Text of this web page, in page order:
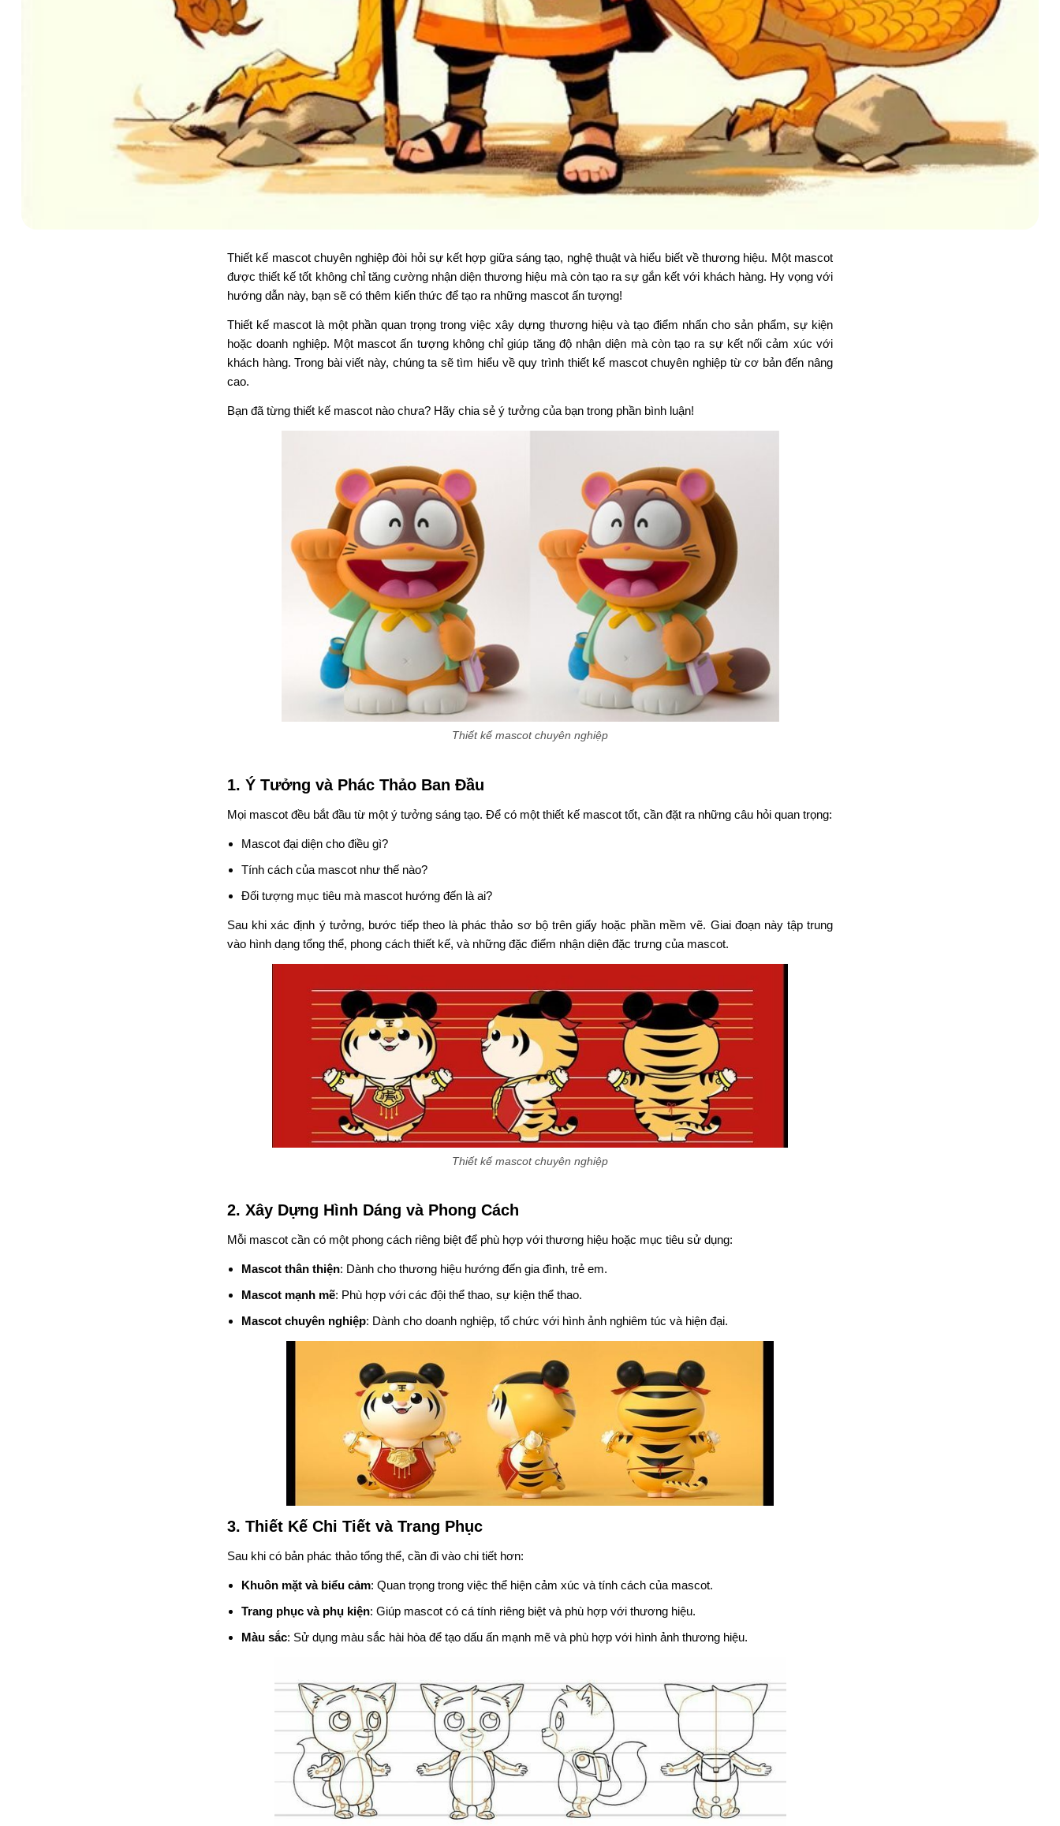
Thiết kế mascot chuyên nghiệp đòi hỏi sự kết hợp giữa sáng tạo, nghệ thuật và hiểu biết về thương hiệu. Một mascot
được thiết kế tốt không chỉ tăng cường nhận diện thương hiệu mà còn tạo ra sự gắn kết với khách hàng. Hy vọng với
hướng dẫn này, bạn sẽ có thêm kiến thức để tạo ra những mascot ấn tượng!
Thiết kế mascot là một phần quan trọng trong việc xây dựng thương hiệu và tạo điểm nhấn cho sản phẩm, sự kiện
hoặc doanh nghiệp. Một mascot ấn tượng không chỉ giúp tăng độ nhận diện mà còn tạo ra sự kết nối cảm xúc với
khách hàng. Trong bài viết này, chúng ta sẽ tìm hiểu về quy trình thiết kế mascot chuyên nghiệp từ cơ bản đến nâng
cao.
Bạn đã từng thiết kế mascot nào chưa? Hãy chia sẻ ý tưởng của bạn trong phần bình luận!
Thiết kế mascot chuyên nghiệp
1. Ý Tưởng và Phác Thảo Ban Đầu
Mọi mascot đều bắt đầu từ một ý tưởng sáng tạo. Để có một thiết kế mascot tốt, cần đặt ra những câu hỏi quan trọng:
Mascot đại diện cho điều gì?
Tính cách của mascot như thế nào?
Đối tượng mục tiêu mà mascot hướng đến là ai?
Sau khi xác định ý tưởng, bước tiếp theo là phác thảo sơ bộ trên giấy hoặc phần mềm vẽ. Giai đoạn này tập trung
vào hình dạng tổng thể, phong cách thiết kế, và những đặc điểm nhận diện đặc trưng của mascot.
Thiết kế mascot chuyên nghiệp
2. Xây Dựng Hình Dáng và Phong Cách
Mỗi mascot cần có một phong cách riêng biệt để phù hợp với thương hiệu hoặc mục tiêu sử dụng:
Mascot thân thiện: Dành cho thương hiệu hướng đến gia đình, trẻ em.
Mascot mạnh mẽ: Phù hợp với các đội thể thao, sự kiện thể thao.
Mascot chuyên nghiệp: Dành cho doanh nghiệp, tổ chức với hình ảnh nghiêm túc và hiện đại.
3. Thiết Kế Chi Tiết và Trang Phục
Sau khi có bản phác thảo tổng thể, cần đi vào chi tiết hơn:
Khuôn mặt và biểu cảm: Quan trọng trong việc thể hiện cảm xúc và tính cách của mascot.
Trang phục và phụ kiện: Giúp mascot có cá tính riêng biệt và phù hợp với thương hiệu.
Màu sắc: Sử dụng màu sắc hài hòa để tạo dấu ấn mạnh mẽ và phù hợp với hình ảnh thương hiệu.